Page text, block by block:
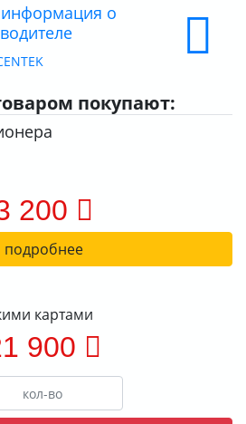
о
покупают:
200
подробнее
900